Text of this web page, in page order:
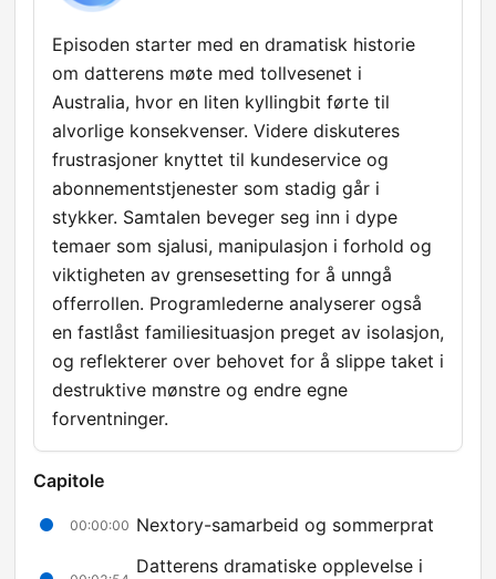
Episoden starter med en dramatisk historie
om datterens møte med tollvesenet i
Australia, hvor en liten kyllingbit førte til
alvorlige konsekvenser. Videre diskuteres
frustrasjoner knyttet til kundeservice og
abonnementstjenester som stadig går i
stykker. Samtalen beveger seg inn i dype
temaer som sjalusi, manipulasjon i forhold og
viktigheten av grensesetting for å unngå
offerrollen. Programlederne analyserer også
en fastlåst familiesituasjon preget av isolasjon,
og reflekterer over behovet for å slippe taket i
destruktive mønstre og endre egne
forventninger.
Capitole
00:00:00 Nextory-samarbeid og sommerprat
Datterens dramatiske opplevelse i